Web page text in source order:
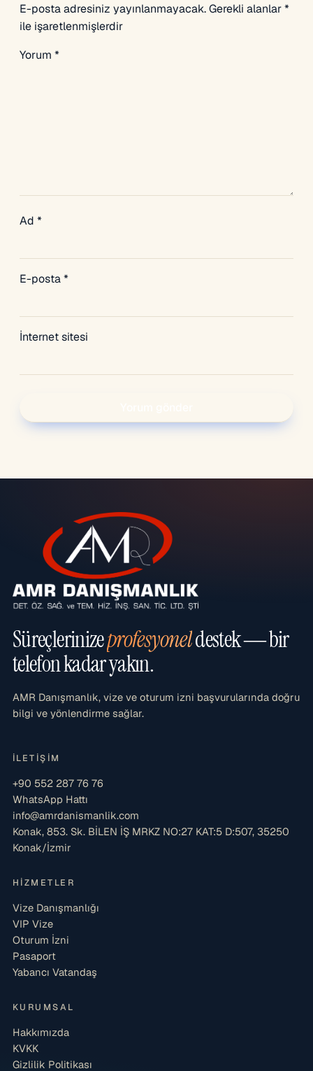
E-posta adresiniz yayınlanmayacak.Gerekli alanlar*
ile işaretlenmişlerdir
Yorum *
Ad *
E-posta*
İnternet sitesi
Süreçlerinizeprofesyoneldestek — bir
telefon kadar yakın.
AMR Danışmanlık, vize ve oturum izni başvurularında doğru
bilgi ve yönlendirme sağlar.
İLETIŞIM
+90 552 287 76 76
WhatsApp Hattı
info@amrdanismanlik.com
Konak, 853. Sk. BİLEN İŞ MRKZ NO:27 KAT:5 D:507, 35250
Konak/İzmir
HIZMETLER
Vize Danışmanlığı
VIP Vize
Oturum İzni
Pasaport
Yabancı Vatandaş
KURUMSAL
Hakkımızda
KVKK
Gizlilik Politikası